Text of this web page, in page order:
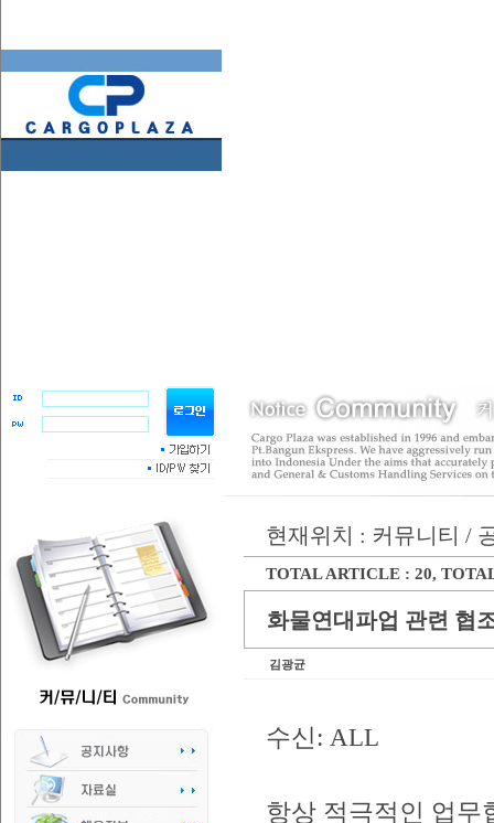
현재위치 : 커뮤니티 /
TOTAL ARTICLE : 20,
화물연대파업 관련 협
김광균
수신: ALL
항상 적극적인 업무